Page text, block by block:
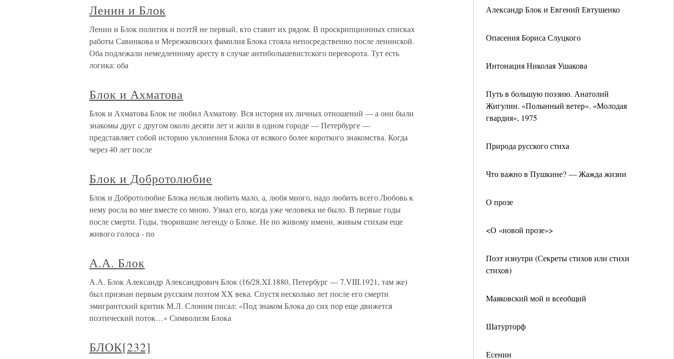
Александр Блок и Евгений Евтушенко
Опасения Бориса Слуцкого
Интонация Николая Ушакова
Путь в большую поэзию. Анатолий
Жигулин. «Полынный ветер». «Молодая
гвардия», 1975
Природа русского стиха
Что важно в Пушкине? — Жажда жизни
О прозе
<О «новой прозе»>
Поэт изнутри (Секреты стихов или стихи
стихов)
Маяковский мой и всеобщий
Шатурторф
Есенин
Ленин и Блок
Ленин и Блок политик и поэтЯ не первый, кто ставит их рядом. В проскрипционных списках
работы Савинкова и Мережковских фамилия Блока стояла непосредственно после ленинской.
Оба подлежали немедленному аресту в случае антибольшевистского переворота. Тут есть
логика: оба
Блок и Ахматова
Блок и Ахматова Блок не любил Ахматову. Вся история их личных отношений — а они были
знакомы друг c другом около десяти лет и жили в одном городе — Петербурге —
представляет собой историю уклонения Блока от всякого более короткого знакомства. Когда
через 40 лет после
Блок и Добротолюбие
Блок и Добротолюбие Блока нельзя любить мало, а, любя много, надо любить всего.Любовь к
нему росла во мне вместе со мною. Узнал его, когда уже человекa не было. В первые годы
после смерти. Годы, творившие легенду о Блоке. Не по живому имени, живым стихам еще
живого голоса - по
А.А. Блок
А.А. Блок Александр Александрович Блок (16/28.XI.1880, Петербург — 7.VIII.1921, там же)
был признан первым русским поэтом XX века. Спустя несколько лет после его смерти
эмигрантский критик М.Л. Слоним писал: «Под знаком Блока до сих пор еще движется
поэтический поток…» Символизм Блока
БЛОК[232]